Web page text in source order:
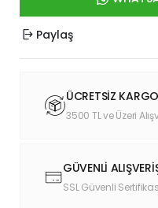
Paylaş
ÜCRETSİZ KARGO
3500 TL ve Üzeri
GÜVENLİ
SSL Güvenli